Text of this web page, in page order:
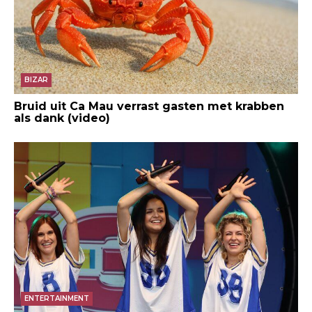
BIZAR
Bruid uit Ca Mau verrast gasten met krabben
als dank (video)
ENTERTAINMENT